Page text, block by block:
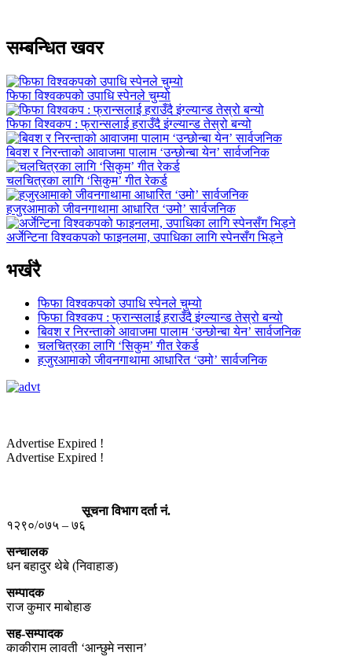
सम्बन्धित खवर
फिफा विश्वकपको उपाधि स्पेनले चुम्यो
फिफा विश्वकप : फ्रान्सलाई हराउँदै इंग्ल्यान्ड तेस्रो बन्यो
बिवश र निरन्ताको आवाजमा पालाम ‘उन्छोन्बा येन’ सार्वजनिक
चलचित्रका लागि ‘सिकुम’ गीत रेकर्ड
हजुरआमाको जीवनगाथामा आधारित ‘उमो’ सार्वजनिक
अर्जेन्टिना विश्वकपको फाइनलमा, उपाधिका लागि स्पेनसँग भिड्ने
भर्खरै
फिफा विश्वकपको उपाधि स्पेनले चुम्यो
फिफा विश्वकप : फ्रान्सलाई हराउँदै इंग्ल्यान्ड तेस्रो बन्यो
बिवश र निरन्ताको आवाजमा पालाम ‘उन्छोन्बा येन’ सार्वजनिक
चलचित्रका लागि ‘सिकुम’ गीत रेकर्ड
हजुरआमाको जीवनगाथामा आधारित ‘उमो’ सार्वजनिक
Advertise Expired !
Advertise Expired !
सूचना विभाग दर्ता नं.
१२९०/०७५ – ७६
सन्चालक
धन बहादुर थेबे (निवाहाङ)
सम्पादक
राज कुमार माबोहाङ
सह-सम्पादक
काकीराम लावती ‘आन्छुमे नसान’